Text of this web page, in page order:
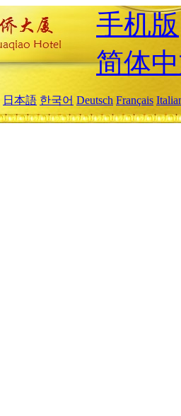
手机版
简体
日本語 한국어 Deutsch Français